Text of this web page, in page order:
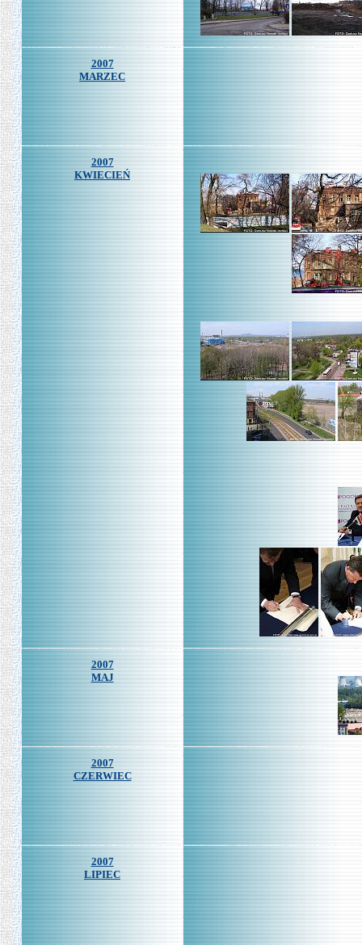
2007
MARZEC
2007
KWIECIEŃ
2007
MAJ
2007
CZERWIEC
2007
LIPIEC